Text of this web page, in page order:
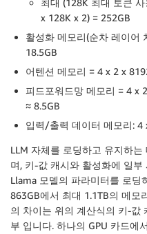
최대 (128K 최대 토큰
x 128K x 2) = 252GB
활성화 메모리(순차 레이어
18.5GB
어텐션 메모리 = 4 x 2 x
피드포워드망 메모리 = 4 x
≈ 8.5GB
입력/출력 데이터 메모리: 4
LLM 자체를 로딩하고 유지하
며, 키-값 캐시와 활성화에 일
Llama 모델의 파라미터를 로딩
863GB에서 최대 1.1TB의 메모
의 차이는 위의 계산식의 키-값
부 입니다. 하나의 GPU 카드에